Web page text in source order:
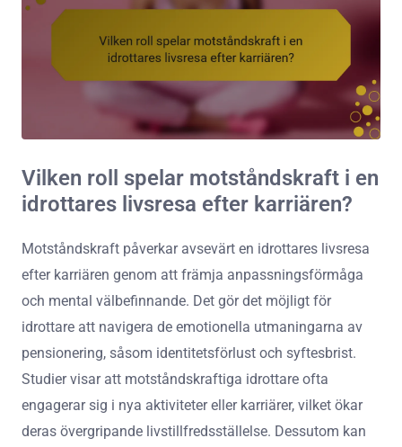
Vilken roll spelar motståndskraft i en
idrottares livsresa efter karriären?
Motståndskraft påverkar avsevärt en idrottares livsresa
efter karriären genom att främja anpassningsförmåga
och mental välbefinnande. Det gör det möjligt för
idrottare att navigera de emotionella utmaningarna av
pensionering, såsom identitetsförlust och syftesbrist.
Studier visar att motståndskraftiga idrottare ofta
engagerar sig i nya aktiviteter eller karriärer, vilket ökar
deras övergripande livstillfredsställelse. Dessutom kan